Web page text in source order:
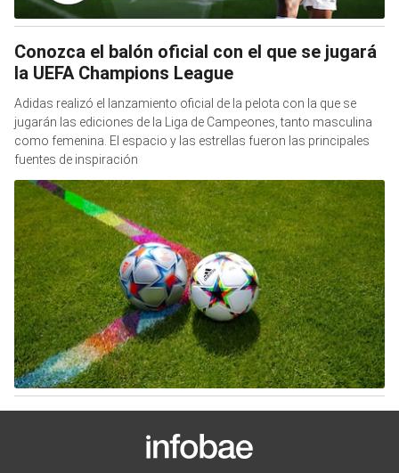
Conozca el balón oficial con el que se jugará
la UEFA Champions League
Adidas realizó el lanzamiento oficial de la pelota con la que se
jugarán las ediciones de la Liga de Campeones, tanto masculina
como femenina. El espacio y las estrellas fueron las principales
fuentes de inspiración